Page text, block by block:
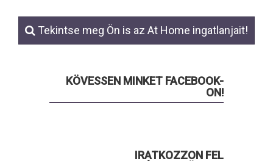
Tekintse meg Ön is az At Home ingatlanjait!
KÖVESSEN MINKET FACEBOOK-
ON!
IRATKOZZON FEL